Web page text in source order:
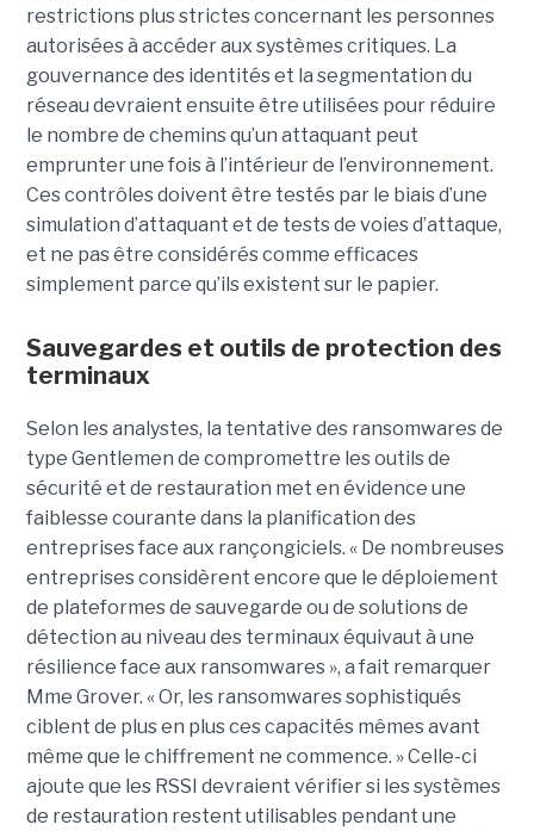
restrictions plus strictes concernant les personnes
autorisées à accéder aux systèmes critiques. La
gouvernance des identités et la segmentation du
réseau devraient ensuite être utilisées pour réduire
le nombre de chemins qu’un attaquant peut
emprunter une fois à l’intérieur de l’environnement.
Ces contrôles doivent être testés par le biais d’une
simulation d’attaquant et de tests de voies d’attaque,
et ne pas être considérés comme efficaces
simplement parce qu’ils existent sur le papier.
Sauvegardes et outils de protection des
terminaux
Selon les analystes, la tentative des ransomwares de
type Gentlemen de compromettre les outils de
sécurité et de restauration met en évidence une
faiblesse courante dans la planification des
entreprises face aux rançongiciels. « De nombreuses
entreprises considèrent encore que le déploiement
de plateformes de sauvegarde ou de solutions de
détection au niveau des terminaux équivaut à une
résilience face aux ransomwares », a fait remarquer
Mme Grover. « Or, les ransomwares sophistiqués
ciblent de plus en plus ces capacités mêmes avant
même que le chiffrement ne commence. » Celle-ci
ajoute que les RSSI devraient vérifier si les systèmes
de restauration restent utilisables pendant une